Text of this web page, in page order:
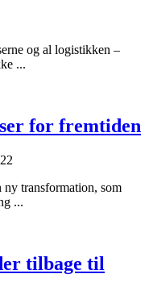
og al logistikken –
...
for fremtiden
transformation, som
...
tilbage til